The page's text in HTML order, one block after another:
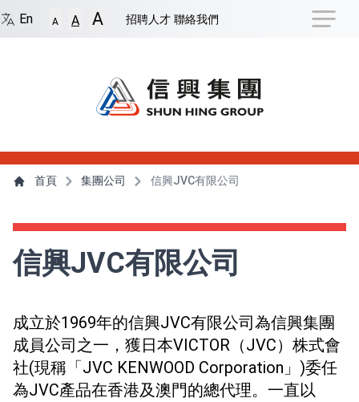
回到首頁 跳到捷徑選項 跳到主導航選單 跳至
En A A A 招聘人才 聯絡我們
主內容首頁 集團公司 信興JVC有限公司
信興JVC有限公司
成立於1969年的信興JVC有限公司為信興集團
成員公司之一，獲日本VICTOR（JVC）株式會
社(現稱「JVC KENWOOD Corporation」)委任
為JVC產品在香港及澳門的總代理。一直以